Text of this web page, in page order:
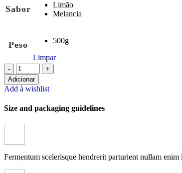
Sabor
Limão
Melancia
Peso
500g
Limpar
Quantidade
de
BCAA
glutamina
recuperação
Adicionar
Add à wishlist
Size and packaging guidelines
Fermentum scelerisque hendrerit parturient nullam